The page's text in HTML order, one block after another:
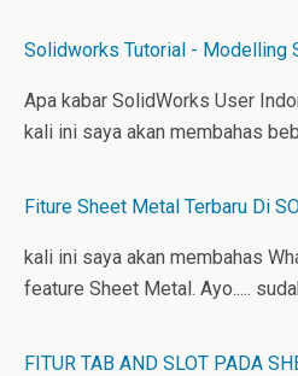
Solidworks Tutorial - Modelling
Apa kabar SolidWorks User
kali ini saya akan membahas
Fiture Sheet Metal Terbaru Di
kali ini saya akan membahas
feature Sheet Metal. Ayo.....
FITUR TAB AND SLOT PADA